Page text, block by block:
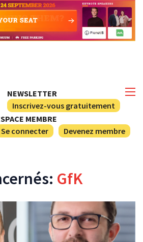
NEWSLETTER
Inscrivez-vous gratuitement
MEMBRE
Se connecter
Devenez membre
GfK